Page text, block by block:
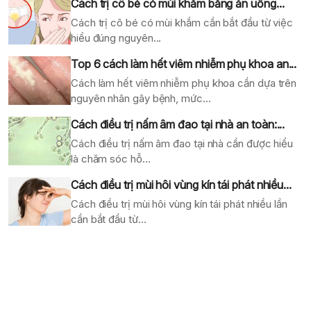
Cách trị cô bé có mùi khắm bằng ăn uống...
Cách trị cô bé có mùi khắm cần bắt đầu từ việc
hiểu đúng nguyên...
Top 6 cách làm hết viêm nhiễm phụ khoa an...
Cách làm hết viêm nhiễm phụ khoa cần dựa trên
nguyên nhân gây bệnh, mức...
Cách điều trị nấm âm đao tại nhà an toàn:...
Cách điều trị nấm âm đao tại nhà cần được hiểu
là chăm sóc hỗ...
Cách điều trị mùi hôi vùng kín tái phát nhiều...
Cách điều trị mùi hôi vùng kín tái phát nhiều lần
cần bắt đầu từ...